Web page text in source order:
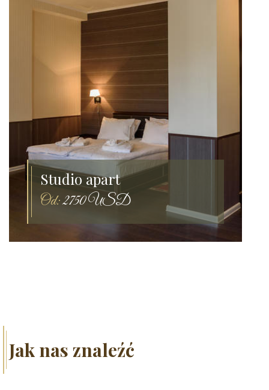
Studio apart
Od:2750 USD
Jak nas znaleźć